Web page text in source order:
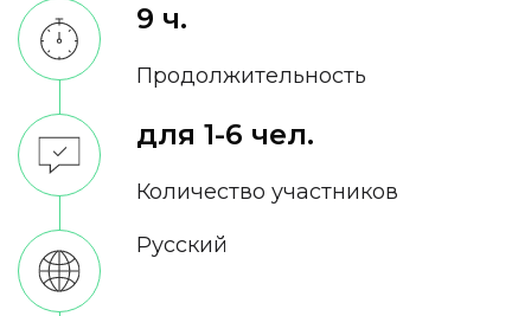
9 ч.
Продолжительность
для 1-6 чел.
Количество участников
Русский